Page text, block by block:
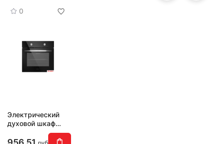
0
Электрический
духовой шкаф
OES660BK01